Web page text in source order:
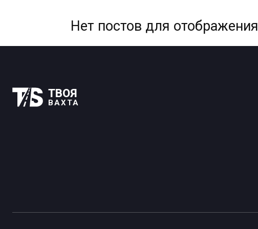
Нет постов для отображения
ТВОЯ
ВАХТА